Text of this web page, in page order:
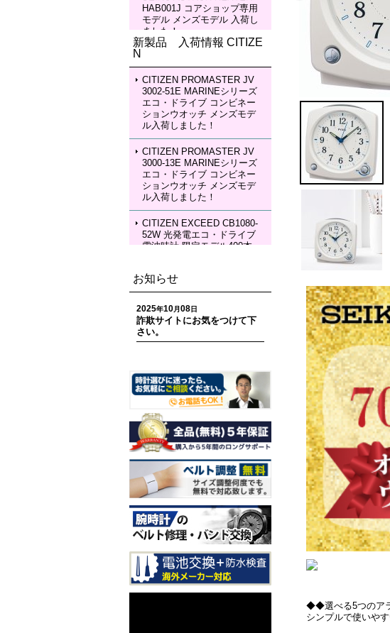
HAB001J コアショップ専用
モデル メンズモデル 入荷し
ました！
HAB002J コアショップ専用
モデル メンズモデル 入荷し
ました！
SEIKO LUKIA HEA003J LU
KIA Grow with DAICHI MIU
RA Limited Edition レディー
スモデル 入荷しました！
SEIKO LUKIA HEA004J LU
KIA Grow with DAICHI MIU
RA Limited Edition メカニカ
ルウォッチ レディースモデ
ル 入荷しました！
新製品 入荷情報 CITIZE
N
CITIZEN PROMASTER JV
3002-51E MARINEシリーズ
エコ・ドライブ コンビネー
ションウオッチ メンズモデ
ル入荷しました！
CITIZEN PROMASTER JV
3000-13E MARINEシリーズ
エコ・ドライブ コンビネー
ションウオッチ メンズモデ
ル入荷しました！
CITIZEN EXCEED CB1080-
52W 光発電エコ・ドライブ
電波時計 限定モデル400本
CITIZEN EXCEED EC1120-
59W 光発電エコ・ドライブ
電波時計 限定モデル400本
ペアモデル レディースモデ
ル 入荷しました！
80H ACT Line 光発電エコ・
ドライブ GPS衛星電波時計
限定モデル 世界限定1,800
本 メンズモデル 入荷しまし
た！
CITIZEN ATTESA CC4078-
51E ACT Line LIGHT in BL
ACK Eco-Drive 50th Anniver
sary Edition メンズモデル
入荷しました！
CITIZEN EXCEED CB1147-
61E LIGHT in BLACK Eco-
Drive 50th Anniversary Editi
on メンズモデル 入荷しま
した！
CITIZEN ATTESA AT8384-5
お知らせ
2025年10月 08日
詐欺サイトにお気をつけて下
さい。
◆◆選べる5つのア
シンプルで使いや